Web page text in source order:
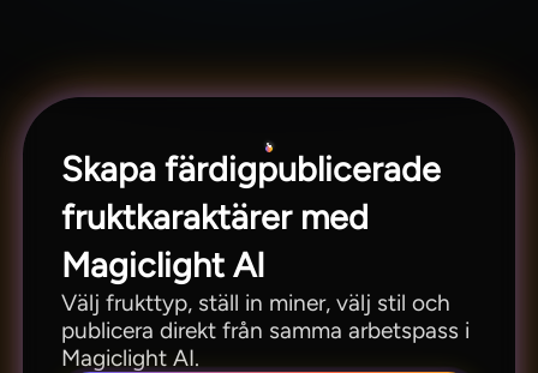
Skapa färdigpublicerade
fruktkaraktärer med
Magiclight AI
Välj frukttyp, ställ in miner, välj stil och
publicera direkt från samma arbetspass i
Magiclight AI.